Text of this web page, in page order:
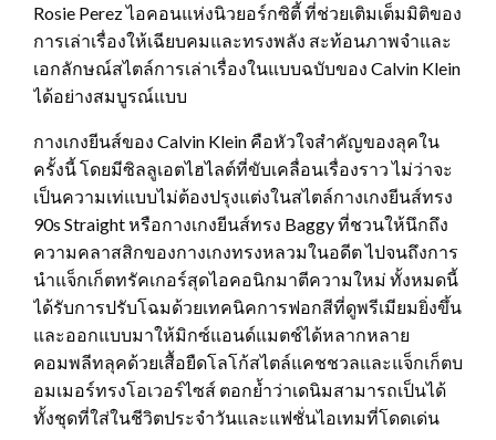
Rosie Perez ไอคอนแห่งนิวยอร์กซิตี้ ที่ช่วยเติมเต็มมิติของ
การเล่าเรื่องให้เฉียบคมและทรงพลัง สะท้อนภาพจำและ
เอกลักษณ์สไตล์การเล่าเรื่องในแบบฉบับของ Calvin Klein
ได้อย่างสมบูรณ์แบบ
กางเกงยีนส์ของ Calvin Klein คือหัวใจสำคัญของลุคใน
ครั้งนี้ โดยมีซิลลูเอตไฮไลต์ที่ขับเคลื่อนเรื่องราว ไม่ว่าจะ
เป็นความเท่แบบไม่ต้องปรุงแต่งในสไตล์กางเกงยีนส์ทรง
90s Straight หรือกางเกงยีนส์ทรง Baggy ที่ชวนให้นึกถึง
ความคลาสสิกของกางเกงทรงหลวมในอดีต ไปจนถึงการ
นำแจ็กเก็ตทรัคเกอร์สุดไอคอนิกมาตีความใหม่ ทั้งหมดนี้
ได้รับการปรับโฉมด้วยเทคนิคการฟอกสีที่ดูพรีเมียมยิ่งขึ้น
และออกแบบมาให้มิกซ์แอนด์แมตช์ได้หลากหลาย
คอมพลีทลุคด้วยเสื้อยืดโลโก้สไตล์แคชชวลและแจ็กเก็ตบ
อมเมอร์ทรงโอเวอร์ไซส์ ตอกย้ำว่าเดนิมสามารถเป็นได้
ทั้งชุดที่ใส่ในชีวิตประจำวันและแฟชั่นไอเทมที่โดดเด่น